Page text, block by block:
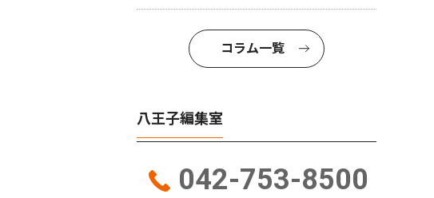
コラム一覧
八王子編集室
042-753-8500